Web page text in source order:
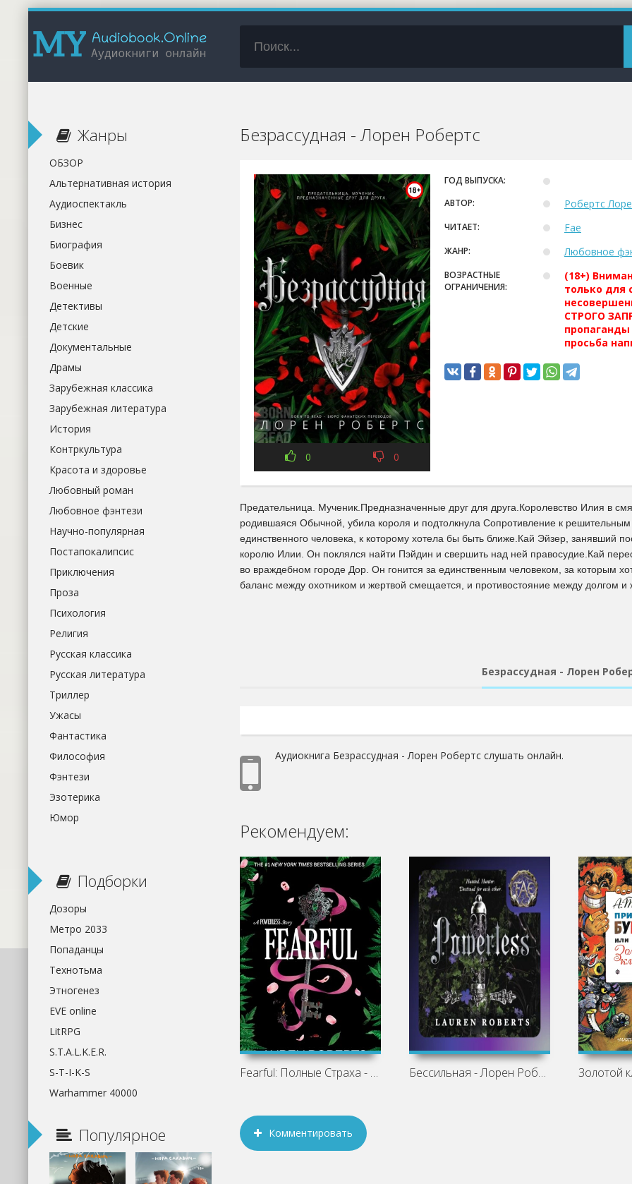
Безрассудная - Лорен Робертс
0 0
ГОД ВЫПУСКА:
АВТОР:
Робертс
ЧИТАЕТ: Fae
ЖАНР: Любовное
ВОЗРАСТНЫЕ
ОГРАНИЧЕНИЯ:
(18+)
только для
СТРОГО
просьба
Предательница. Мученик.Предназначенные друг для друга.Королевство Илия в
родившаяся Обычной, убила короля и подтолкнула Сопротивление к
единственного человека, к которому хотела бы быть ближе.Кай Эйзер, занявший
королю Илии. Он поклялся найти Пэйдин и свершить над ней правосудие.Кай
во враждебном городе Дор. Он гонится за единственным человеком, за которым
баланс между охотником и жертвой смещается, и противостояние между долгом
Безрассудная - Лорен
Аудиокнига Безрассудная - Лорен Робертс слушать онлайн.
Рекомендуем:
Fearful: Полные Страха - Лорен Робертс Бессильная - Лорен Робертс
Комментировать
Жанры
ОБЗОР
Альтернативная история
Аудиоспектакль
Бизнес
Биография
Боевик
Военные
Детективы
Детские
Документальные
Драмы
Зарубежная классика
Зарубежная литература
История
Контркультура
Красота и здоровье
Любовный роман
Любовное фэнтези
Научно-популярная
Постапокалипсис
Приключения
Проза
Психология
Религия
Русская классика
Русская литература
Триллер
Ужасы
Фантастика
Философия
Фэнтези
Эзотерика
Юмор
Подборки
Дозоры
Метро 2033
Попаданцы
Технотьма
Этногенез
EVE online
LitRPG
S.T.A.L.K.E.R.
S-T-I-K-S
Warhammer 40000
Популярное